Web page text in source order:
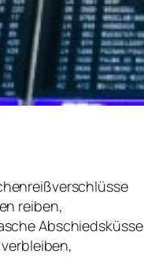
reiben,
Abschiedsküsse